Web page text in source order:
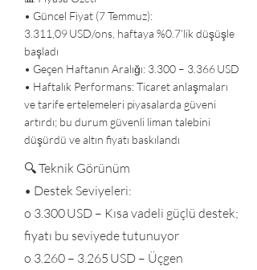
• Güncel Fiyat (7 Temmuz):
3.311,09 USD/ons, haftaya %0.7’lik düşüşle
başladı
• Geçen Haftanın Aralığı: 3.300 – 3.366 USD
• Haftalık Performans: Ticaret anlaşmaları
ve tarife ertelemeleri piyasalarda güveni
artırdı; bu durum güvenli liman talebini
düşürdü ve altın fiyatı baskılandı
🔍 Teknik Görünüm
• Destek Seviyeleri:
o 3.300 USD – Kısa vadeli güçlü destek;
fiyatı bu seviyede tutunuyor
o 3.260 – 3.265 USD – Üçgen